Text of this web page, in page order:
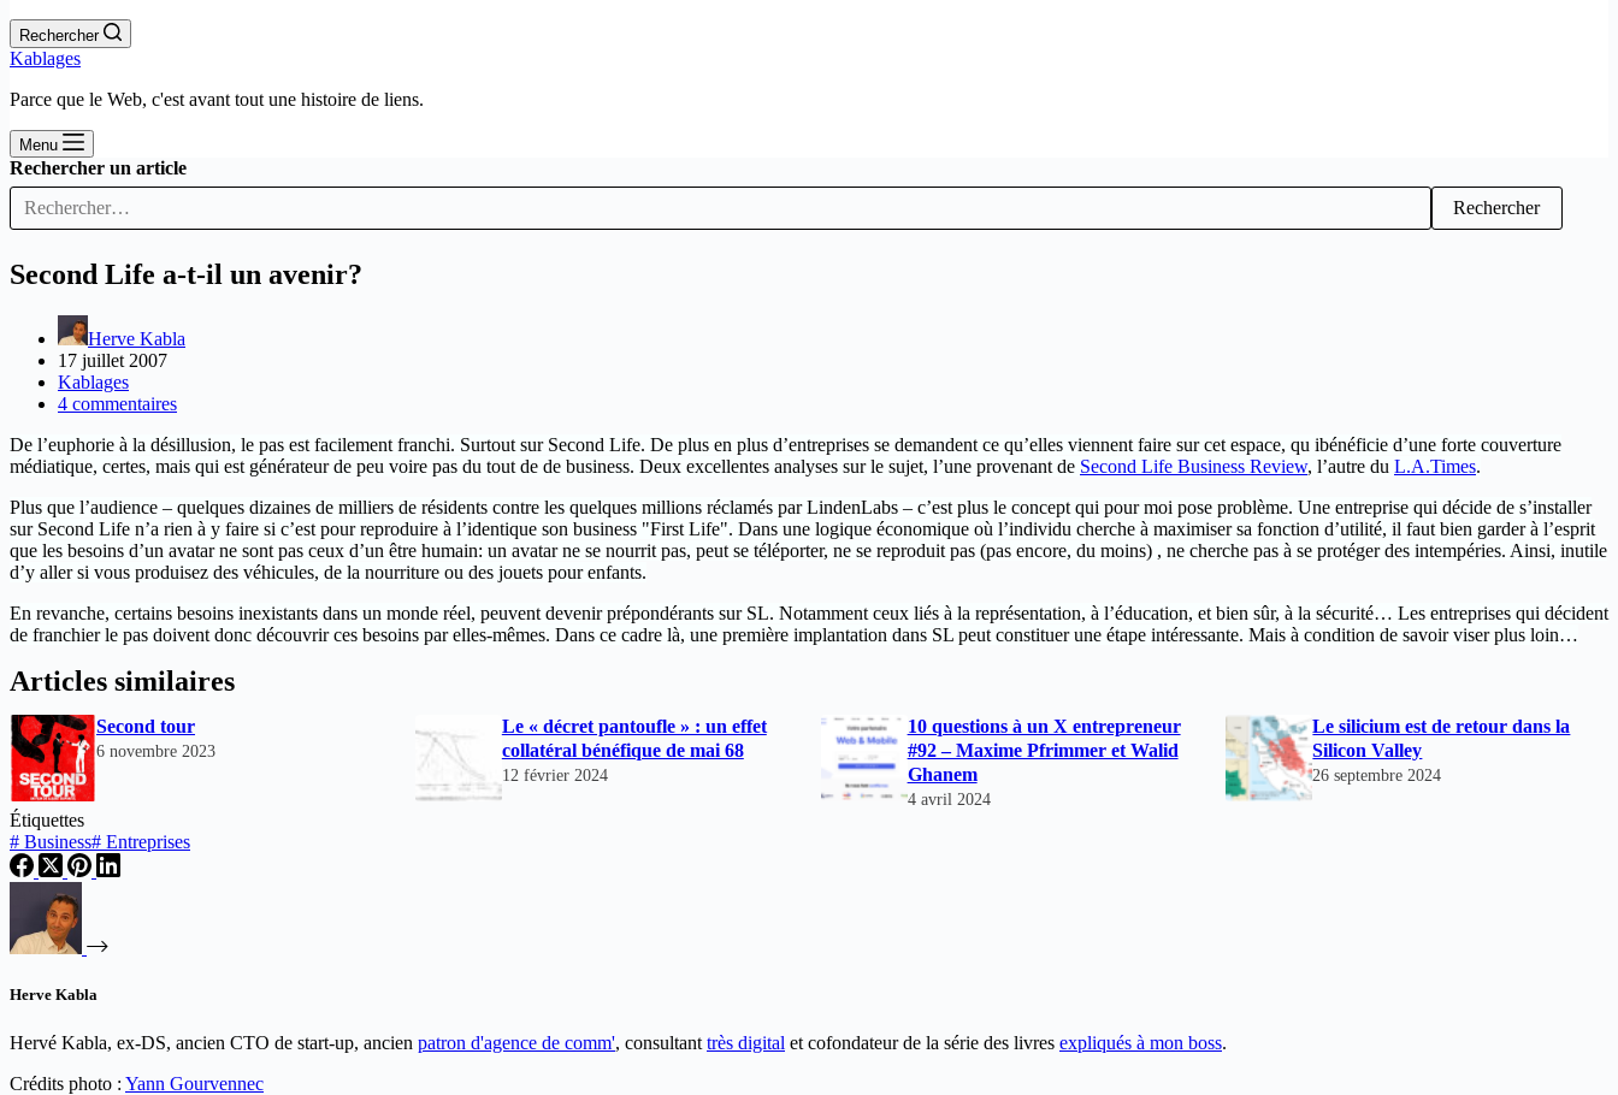
Rechercher
Kablages
Parce que le Web, c'est avant tout une histoire de liens.
Menu
Rechercher un article
Rechercher
Second Life a-t-il un avenir?
Herve Kabla
17 juillet 2007
Kablages
4 commentaires
De l’euphorie à la désillusion, le pas est facilement franchi. Surtout sur Second Life. De plus en plus d’entreprises se demandent ce qu’elles viennent faire sur cet espace, qu ibénéficie d’une forte couverture
médiatique, certes, mais qui est générateur de peu voire pas du tout de de business. Deux excellentes analyses sur le sujet, l’une provenant de Second Life Business Review, l’autre du L.A.Times.
Plus que l’audience – quelques dizaines de milliers de résidents contre les quelques millions réclamés par LindenLabs – c’est plus le concept qui pour moi pose problème. Une entreprise qui décide de s’installer
sur Second Life n’a rien à y faire si c’est pour reproduire à l’identique son business "First Life". Dans une logique économique où l’individu cherche à maximiser sa fonction d’utilité, il faut bien garder à l’esprit
que les besoins d’un avatar ne sont pas ceux d’un être humain: un avatar ne se nourrit pas, peut se téléporter, ne se reproduit pas (pas encore, du moins) , ne cherche pas à se protéger des intempéries. Ainsi, inutile
d’y aller si vous produisez des véhicules, de la nourriture ou des jouets pour enfants.
En revanche, certains besoins inexistants dans un monde réel, peuvent devenir prépondérants sur SL. Notamment ceux liés à la représentation, à l’éducation, et bien sûr, à la sécurité… Les entreprises qui décident
de franchier le pas doivent donc découvrir ces besoins par elles-mêmes. Dans ce cadre là, une première implantation dans SL peut constituer une étape intéressante. Mais à condition de savoir viser plus loin…
Articles similaires
Second tour
6 novembre 2023
Le « décret pantoufle » : un effet
collatéral bénéfique de mai 68
12 février 2024
10 questions à un X entrepreneur
#92 – Maxime Pfrimmer et Walid
Ghanem
4 avril 2024
Le silicium est de retour dans la
Silicon Valley
26 septembre 2024
Étiquettes
# Business# Entreprises
Herve Kabla
Hervé Kabla, ex-DS, ancien CTO de start-up, ancien patron d'agence de comm', consultant très digital et cofondateur de la série des livres expliqués à mon boss.
Crédits photo : Yann Gourvennec